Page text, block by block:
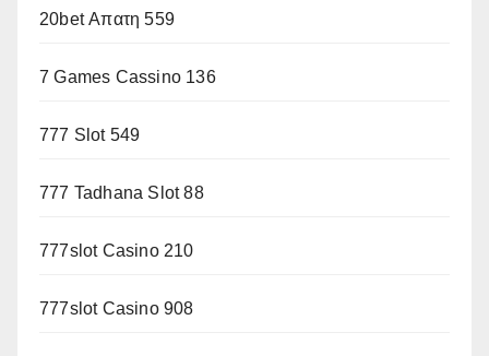
20bet Απατη 559
7 Games Cassino 136
777 Slot 549
777 Tadhana Slot 88
777slot Casino 210
777slot Casino 908